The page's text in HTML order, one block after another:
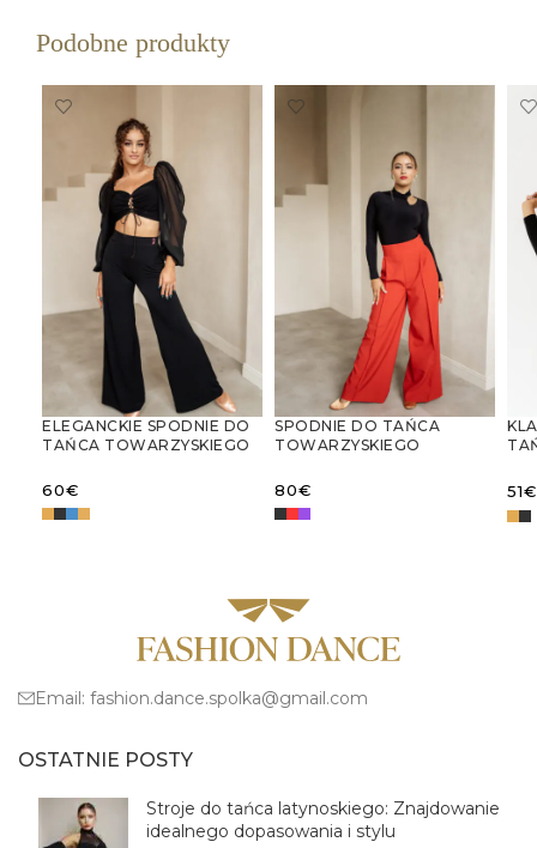
Podobne produkty
ELEGANCKIE SPODNIE DO
TAŃCA TOWARZYSKIEGO
60€
SPODNIE DO TAŃCA
TOWARZYSKIEGO
80€ 51€
Email: fashion.dance.spolka@gmail.com
OSTATNIE POSTY
Stroje do tańca latynoskiego: Znajdowanie
idealnego dopasowania i stylu